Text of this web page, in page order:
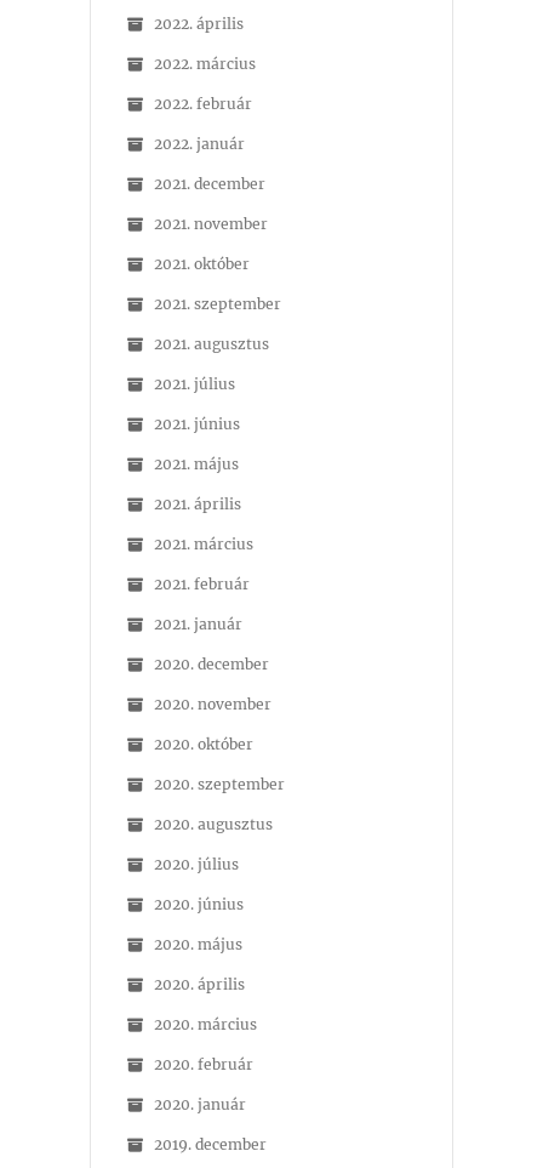
2022. április
2022. március
2022. február
2022. január
2021. december
2021. november
2021. október
2021. szeptember
2021. augusztus
2021. július
2021. június
2021. május
2021. április
2021. március
2021. február
2021. január
2020. december
2020. november
2020. október
2020. szeptember
2020. augusztus
2020. július
2020. június
2020. május
2020. április
2020. március
2020. február
2020. január
2019. december